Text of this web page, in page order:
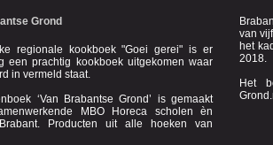
Van Brabantse Grond
regionale kookboek "Goei gerei" is er
de Daalgaard in vermeld staat.
‘Van Brabantse Grond’ is gemaakt
uit alle hoeken van
Brabant
van vijf
het
2018.
Het